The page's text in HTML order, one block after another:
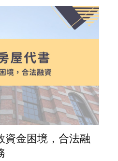
資金困境，合法融